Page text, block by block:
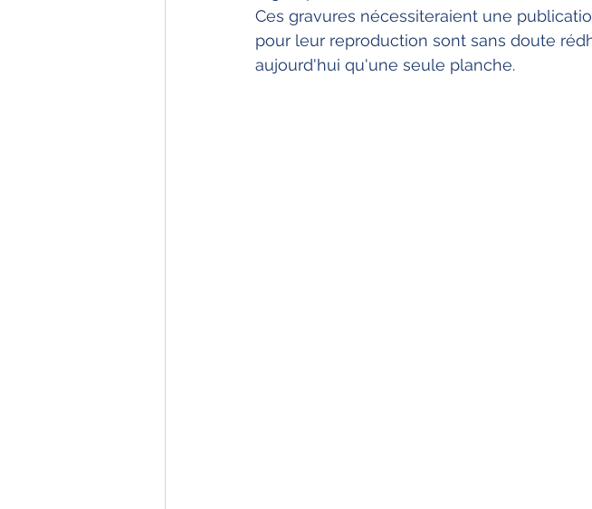
Ces gravures nécessiteraient une
pour leur reproduction sont sans doute
aujourd'hui qu'une seule planche.